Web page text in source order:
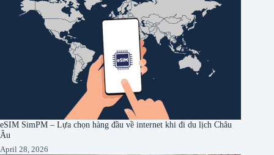
eSIM SimPM – Lựa chọn hàng đầu về internet khi đi du lịch Châu
Âu
April 28, 2026